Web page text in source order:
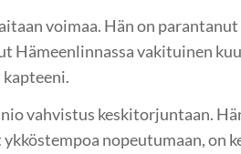
voimaa. Hän on
Hämeenlinnassa vakituinen
kapteeni.
vahvistus keskitorjuntaan.
ykköstempoa nopeutumaan, on